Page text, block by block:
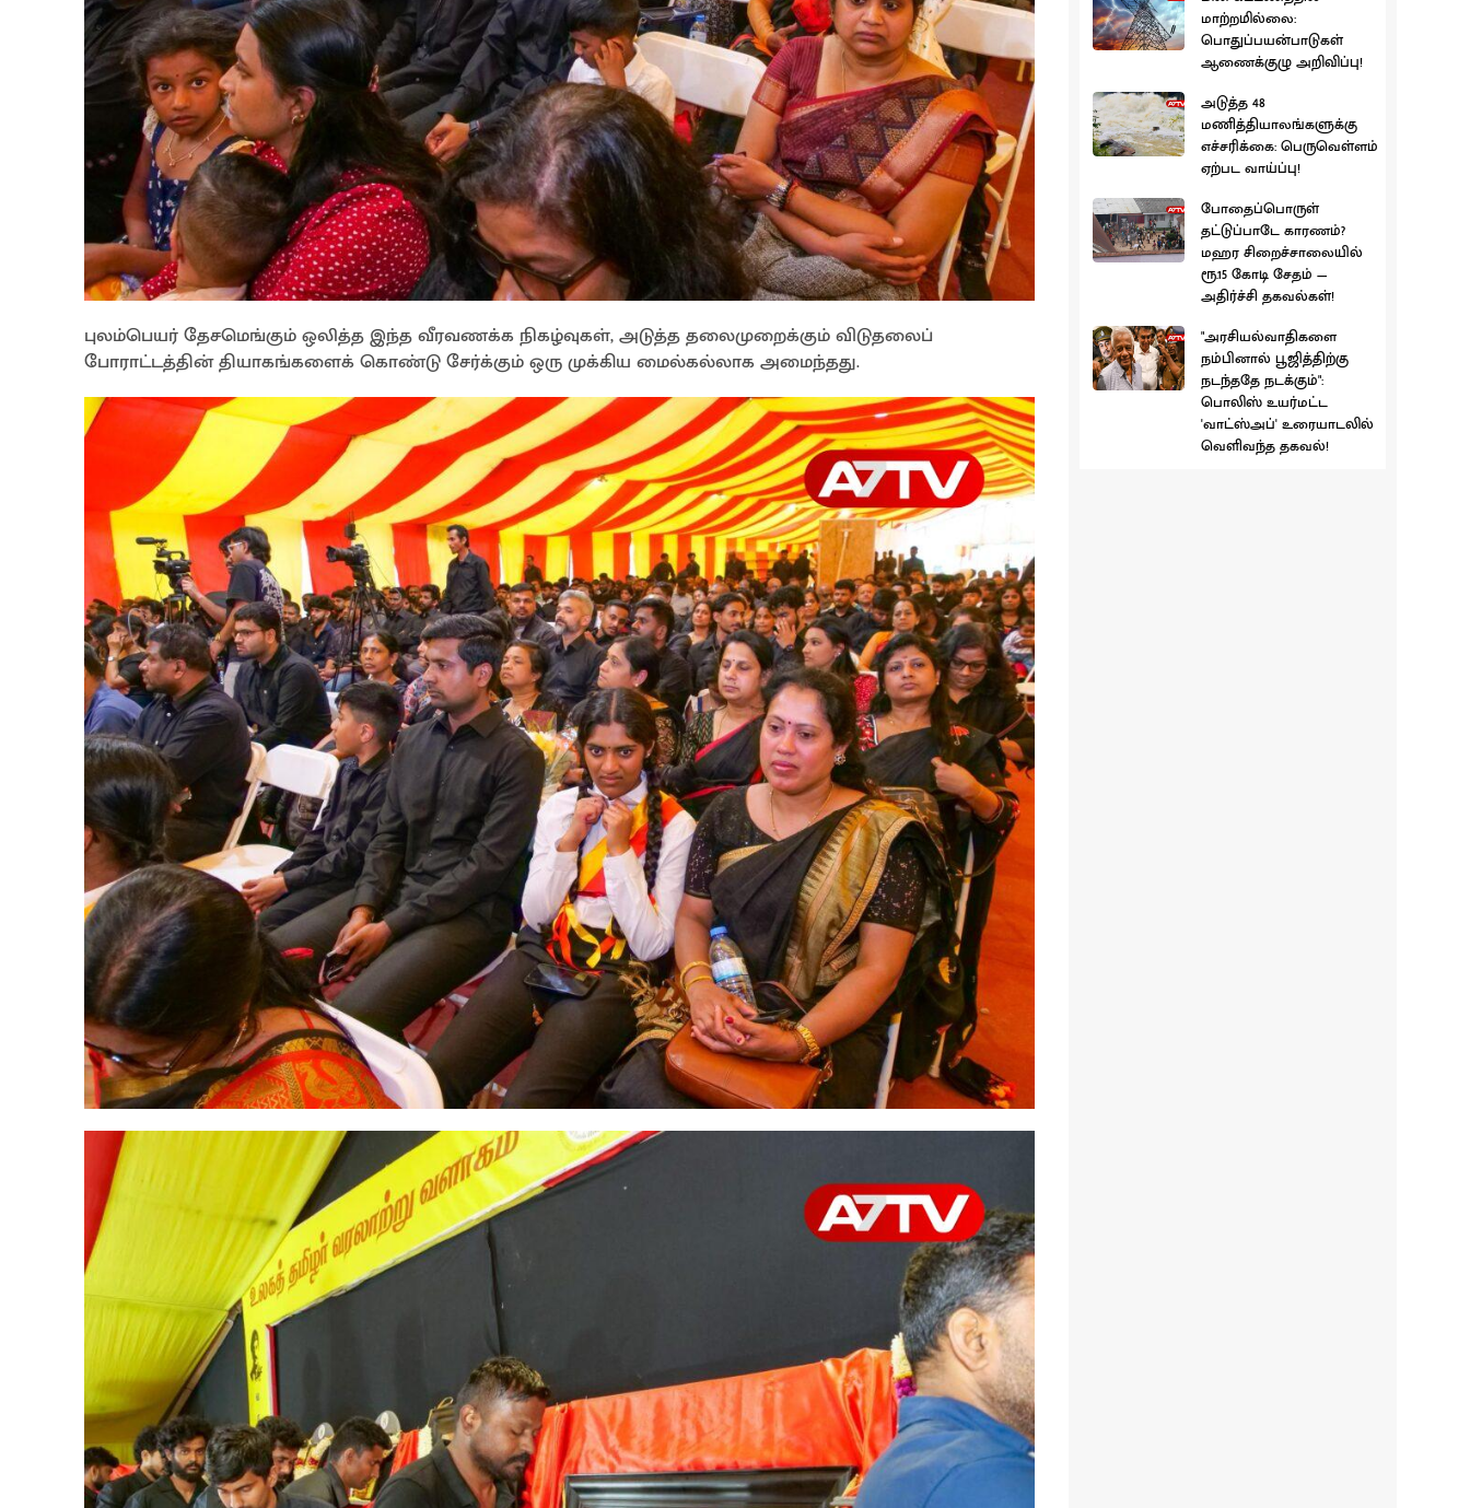
புலம்பெயர் தேசமெங்கும் ஒலித்த இந்த வீரவணக்க நிகழ்வுகள், அடுத்த தலைமுறைக்கும் விடுதலைப்
போராட்டத்தின் தியாகங்களைக் கொண்டு சேர்க்கும் ஒரு முக்கிய மைல்கல்லாக அமைந்தது.
மாற்றமில்லை:
பொதுப்பயன்பாடுகள்
ஆணைக்குழு அறிவிப்பு!
அடுத்த 48
மணித்தியாலங்களுக்கு
எச்சரிக்கை: பெருவெள்ளம்
ஏற்பட வாய்ப்பு!
போதைப்பொருள்
தட்டுப்பாடே காரணம்?
மஹர சிறைச்சாலையில்
ரூ.15 கோடி சேதம் —
அதிர்ச்சி தகவல்கள்!
"அரசியல்வாதிகளை
நம்பினால் பூஜித்திற்கு
நடந்ததே நடக்கும்":
பொலிஸ் உயர்மட்ட
'வாட்ஸ்அப்' உரையாடலில்
வெளிவந்த தகவல்!